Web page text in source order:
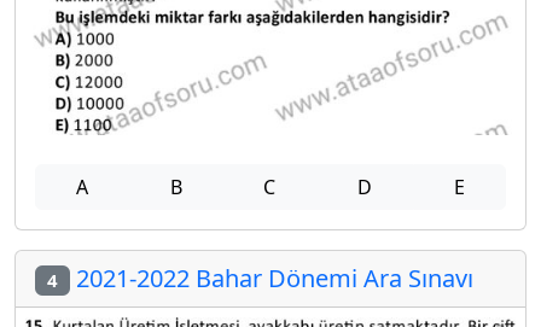
A B C D E
4 2021-2022 Bahar Dönemi Ara Sınavı